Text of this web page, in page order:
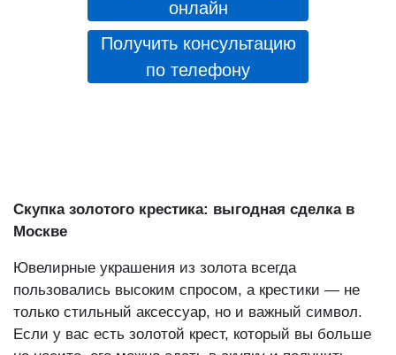
онлайн
Получить консультацию
по телефону
Скупка золотого крестика: выгодная сделка в
Ювелирные украшения из золота всегда
пользовались высоким спросом, а крестики — не
только стильный аксессуар, но и важный символ.
Если у вас есть золотой крест, который вы больше